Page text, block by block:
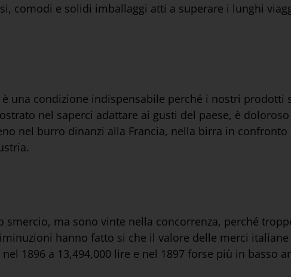
comodi e solidi imballaggi atti a superare i lunghi
una condizione indispensabile perché i nostri prodotti
nel saperci adattare ai gusti del paese, è
nel burro dinanzi alla Francia, nella birra in
ma sono vinte nella concorrenza, perché
hanno fatto si che il valore delle merci
1896 a 13,494,000 lire e nel 1897 forse più in basso